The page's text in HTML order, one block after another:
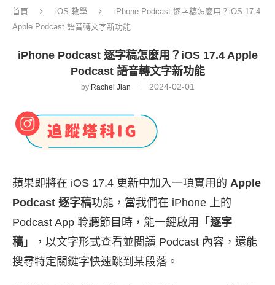
首頁 iOS 教學
iPhone Podcast 逐字稿怎麼用？iOS 17.4
Apple Podcast 語音轉文字新功能
iPhone Podcast 逐字稿怎麼用？iOS 17.4 Apple
Podcast 語音轉文字新功能
by Rachel Jian 2024-02-01
蘋果即將在 iOS 17.4 更新中加入一項實用的 Apple
Podcast 逐字稿功能，當我們在 iPhone 上的
Podcast App 聆聽節目時，能一鍵啟用「 逐字
稿 」，以文字形式查看並閱讀 Podcast 內容，還能
搜尋特定關鍵字快速跳到某段落。